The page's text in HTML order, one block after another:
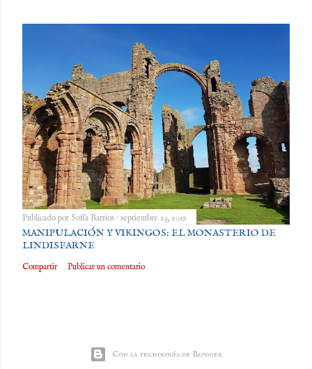
Publicado por Sofía Barrios septiembre 23, 2019
MANIPULACIÓN Y VIKINGOS: EL MONASTERIO DE
LINDISFARNE
Compartir Publicar un comentario
Con la tecnología de Blogger